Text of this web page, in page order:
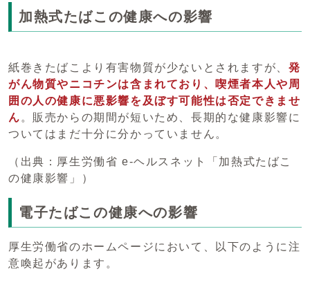
加熱式たばこの健康への影響
紙巻きたばこより有害物質が少ないとされますが、 発
がん物質やニコチンは含まれており、喫煙者本人や周
囲の人の健康に悪影響を及ぼす可能性は否定できませ
ん 。販売からの期間が短いため、長期的な健康影響に
ついてはまだ十分に分かっていません。
（出典：厚生労働省 e-ヘルスネット「加熱式たばこ
の健康影響」）
電子たばこの健康への影響
厚生労働省のホームページにおいて、以下のように注
意喚起があります。